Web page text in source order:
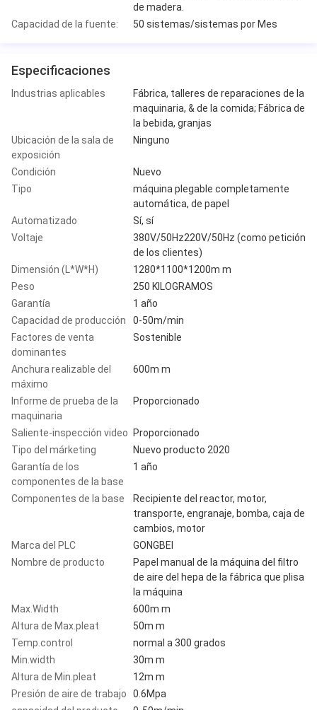
de madera.
Capacidad de la fuente:
50 sistemas/sistemas por Mes
Especificaciones
Industrias aplicables
Fábrica, talleres de reparaciones de la
maquinaria, & de la comida; Fábrica de
la bebida, granjas
Ubicación de la sala de
exposición
Ninguno
Condición
Nuevo
Tipo
máquina plegable completamente
automática, de papel
Automatizado
Sí, sí
Voltaje
380V/50Hz220V/50Hz (como petición
de los clientes)
Dimensión (L*W*H)
1280*1100*1200m m
Peso
250 KILOGRAMOS
Garantía
1 año
Capacidad de producción
0-50m/min
Factores de venta
dominantes
Sostenible
Anchura realizable del
máximo
600m m
Informe de prueba de la
maquinaria
Proporcionado
Saliente-inspección video
Proporcionado
Tipo del márketing
Nuevo producto 2020
Garantía de los
componentes de la base
1 año
Componentes de la base
Recipiente del reactor, motor,
transporte, engranaje, bomba, caja de
cambios, motor
Marca del PLC
GONGBEI
Nombre de producto
Papel manual de la máquina del filtro
de aire del hepa de la fábrica que plisa
la máquina
Max.Width
600m m
Altura de Max.pleat
50m m
Temp.control
normal a 300 grados
Min.width
30m m
Altura de Min.pleat
12m m
Presión de aire de trabajo
0.6Mpa